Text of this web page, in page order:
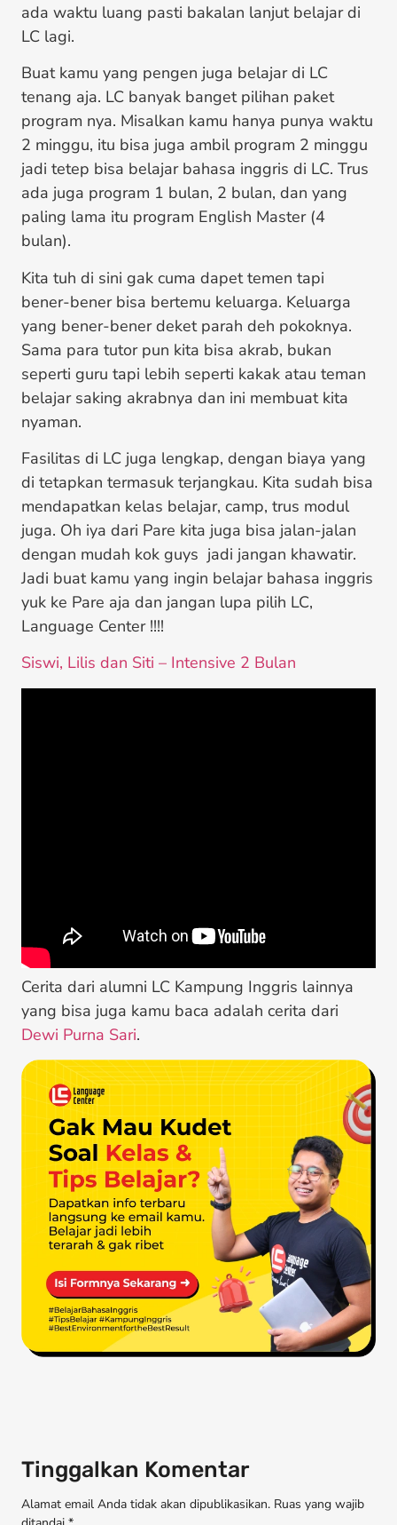
ada waktu luang pasti bakalan lanjut belajar di
LC lagi.
Buat kamu yang pengen juga belajar di LC
tenang aja. LC banyak banget pilihan paket
program nya. Misalkan kamu hanya punya waktu
2 minggu, itu bisa juga ambil program 2 minggu
jadi tetep bisa belajar bahasa inggris di LC. Trus
ada juga program 1 bulan, 2 bulan, dan yang
paling lama itu program English Master (4
bulan).
Kita tuh di sini gak cuma dapet temen tapi
bener-bener bisa bertemu keluarga. Keluarga
yang bener-bener deket parah deh pokoknya.
Sama para tutor pun kita bisa akrab, bukan
seperti guru tapi lebih seperti kakak atau teman
belajar saking akrabnya dan ini membuat kita
nyaman.
Fasilitas di LC juga lengkap, dengan biaya yang
di tetapkan termasuk terjangkau. Kita sudah bisa
mendapatkan kelas belajar, camp, trus modul
juga. Oh iya dari Pare kita juga bisa jalan-jalan
dengan mudah kok guys jadi jangan khawatir.
Jadi buat kamu yang ingin belajar bahasa inggris
yuk ke Pare aja dan jangan lupa pilih LC,
Language Center !!!!
Siswi, Lilis dan Siti – Intensive 2 Bulan
Cerita dari alumni LC Kampung Inggris lainnya
yang bisa juga kamu baca adalah cerita dari
Dewi Purna Sari.
Tinggalkan Komentar
Alamat email Anda tidak akan dipublikasikan. Ruas yang wajib